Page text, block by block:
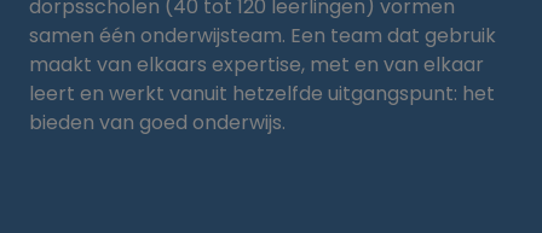
dorpsscholen (40 tot 120 leerlingen) vormen
samen één onderwijsteam. Een team dat gebruik
maakt van elkaars expertise, met en van elkaar
leert en werkt vanuit hetzelfde uitgangspunt: het
bieden van goed onderwijs.